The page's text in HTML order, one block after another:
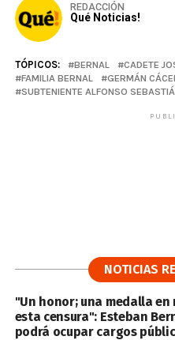
REDACCIÓN
Qué Noticias!
TÓPICOS: BERNAL CADETE
FAMILIA BERNAL
GERMÁN
SUBTENIENTE ALFONSO
NOTICIAS
"Un honor; una medalla en
esta censura": Esteban
podrá ocupar cargos